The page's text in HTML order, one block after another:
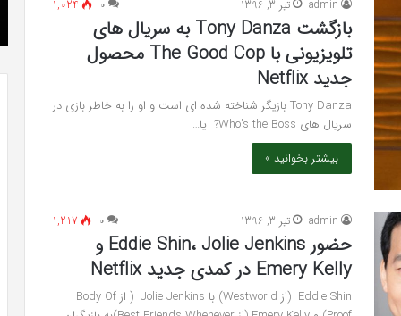
admin تیر 3, 1396 ۰ 1,024
بازگشت Tony Danza به سریال های
تلویزیونی با The Good Cop محصول
جدید Netflix
Tony Danza بازیگر شناخته شده ای است و او را به خاطر بازی در
سریال های Who’s the Boss? یا…
بیشتر بخوانید »
admin تیر 3, 1396 ۰ 1,217
حضور Eddie Shin، Jolie Jenkins و
Emery Kelly در کمدی جدید Netflix
Eddie Shin (از Westworld) با Jolie Jenkins ( از Body Of
های
جدید
راه
رسید
های جدید از راه رسید